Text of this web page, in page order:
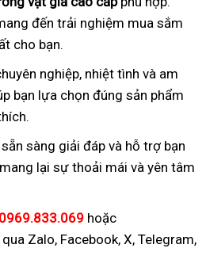
đến trải nghiệm mua sắm
cho bạn.
nghiệp, nhiệt tình và am
bạn lựa chọn đúng sản phẩm
sàng giải đáp và hỗ trợ bạn
lại sự thoải mái và yên tâm
0969.833.069 hoặc
qua Zalo, Facebook, X, Telegram,